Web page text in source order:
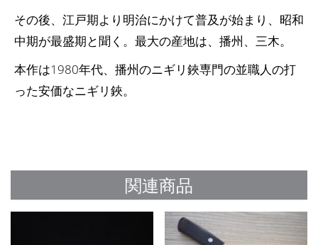
その後、江戸期より明治にかけて普及が始まり、昭和
中期が最盛期と聞く。最大の産地は、播州、三木。
本作は1980年代、播州のニギリ鋏専門の並職人の打
った安価なニギリ鋏。
関連商品